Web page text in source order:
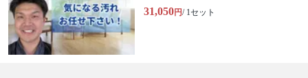
31,050円/ 1セット